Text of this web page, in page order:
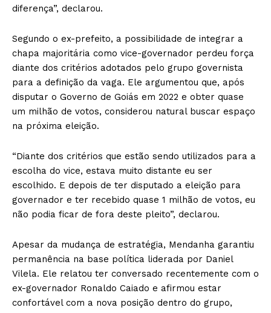
diferença”, declarou.
Segundo o ex-prefeito, a possibilidade de integrar a
chapa majoritária como vice-governador perdeu força
diante dos critérios adotados pelo grupo governista
para a definição da vaga. Ele argumentou que, após
disputar o Governo de Goiás em 2022 e obter quase
um milhão de votos, considerou natural buscar espaço
na próxima eleição.
“Diante dos critérios que estão sendo utilizados para a
escolha do vice, estava muito distante eu ser
escolhido. E depois de ter disputado a eleição para
governador e ter recebido quase 1 milhão de votos, eu
não podia ficar de fora deste pleito”, declarou.
Apesar da mudança de estratégia, Mendanha garantiu
permanência na base política liderada por Daniel
Vilela. Ele relatou ter conversado recentemente com o
ex-governador Ronaldo Caiado e afirmou estar
confortável com a nova posição dentro do grupo,